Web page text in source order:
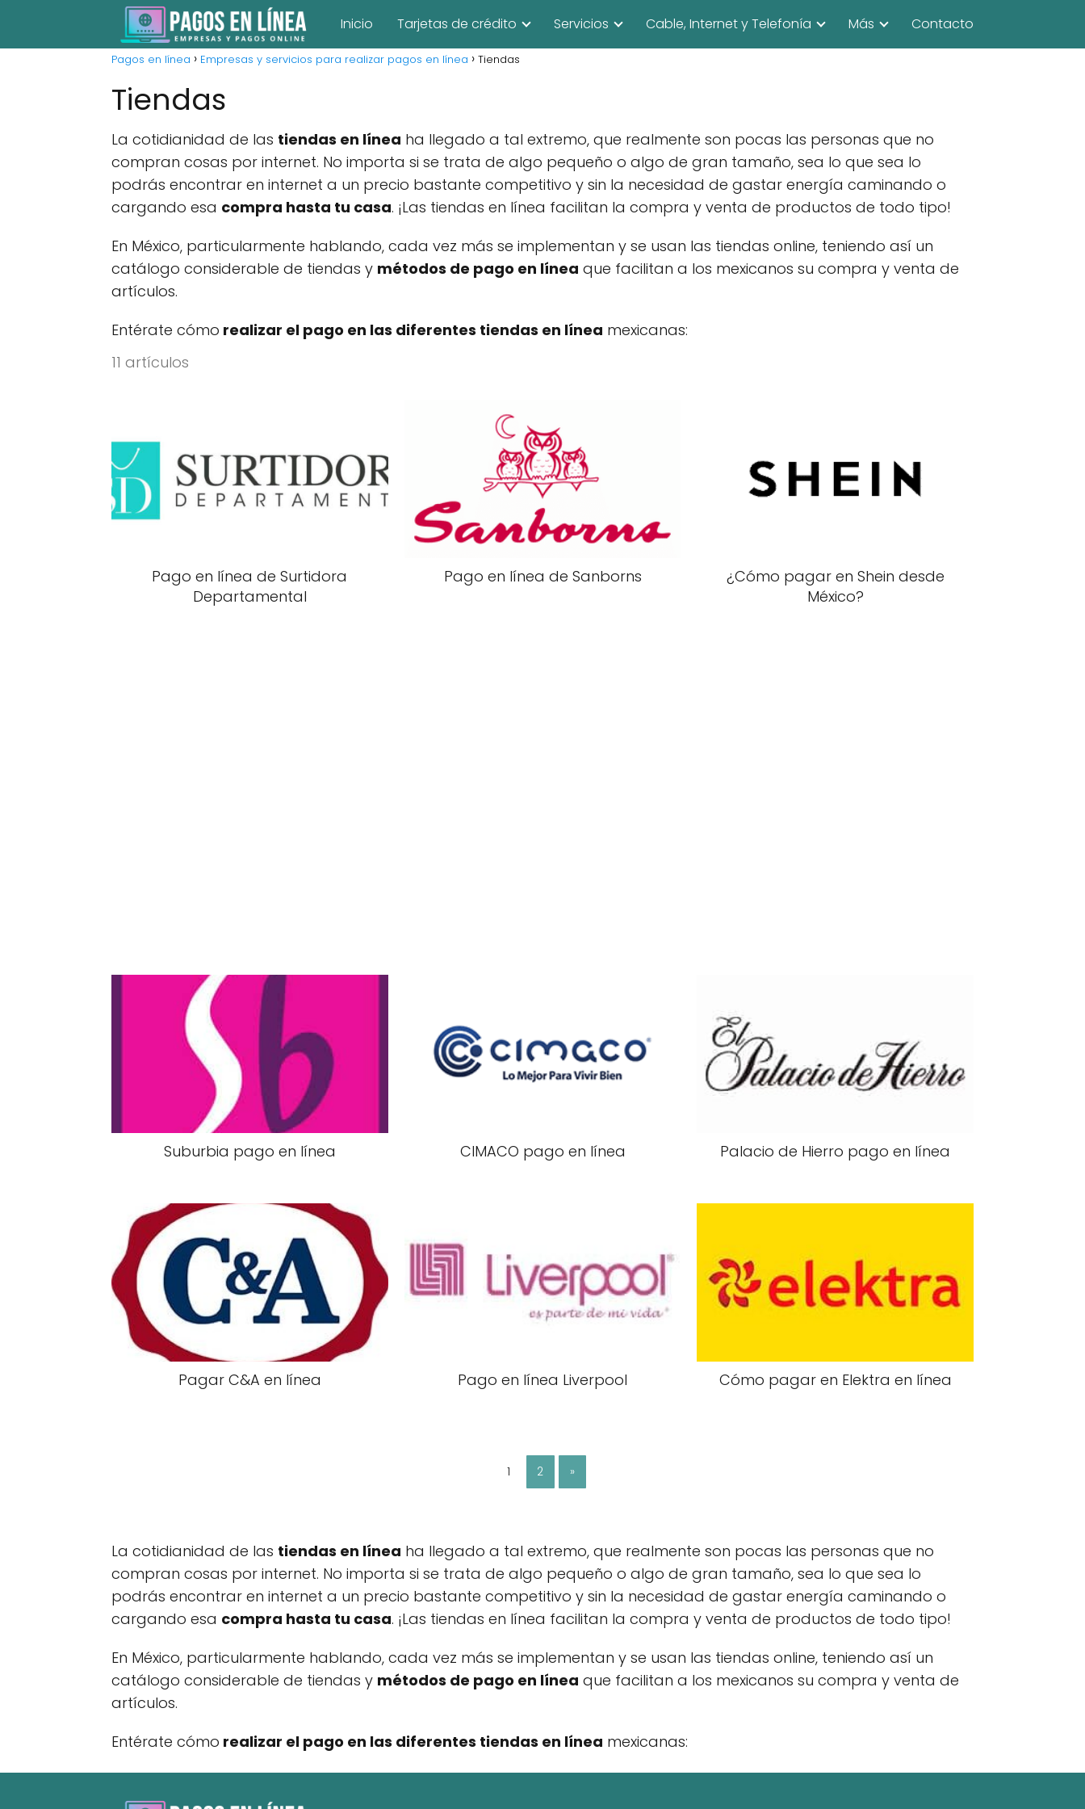
Inicio Tarjetas de crédito Servicios Cable, Internet y Telefonía Más Contacto
Pagos en línea Empresas y servicios para realizar pagos en línea Tiendas
Tiendas
La cotidianidad de las tiendas en línea ha llegado a tal extremo, que realmente son pocas las personas que no
compran cosas por internet. No importa si se trata de algo pequeño o algo de gran tamaño, sea lo que sea lo
podrás encontrar en internet a un precio bastante competitivo y sin la necesidad de gastar energía caminando o
cargando esa compra hasta tu casa. ¡Las tiendas en línea facilitan la compra y venta de productos de todo tipo!
En México, particularmente hablando, cada vez más se implementan y se usan las tiendas online, teniendo así un
catálogo considerable de tiendas y métodos de pago en línea que facilitan a los mexicanos su compra y venta de
artículos.
Entérate cómo realizar el pago en las diferentes tiendas en línea mexicanas:
11 artículos
Pago en línea de Surtidora
Departamental
Pago en línea de Sanborns
¿Cómo pagar en Shein desde
México?
Suburbia pago en línea CIMACO pago en línea Palacio de Hierro pago en línea
Pagar C&A en línea Pago en línea Liverpool Cómo pagar en Elektra en línea
1 2 »
La cotidianidad de las tiendas en línea ha llegado a tal extremo, que realmente son pocas las personas que no
compran cosas por internet. No importa si se trata de algo pequeño o algo de gran tamaño, sea lo que sea lo
podrás encontrar en internet a un precio bastante competitivo y sin la necesidad de gastar energía caminando o
cargando esa compra hasta tu casa. ¡Las tiendas en línea facilitan la compra y venta de productos de todo tipo!
En México, particularmente hablando, cada vez más se implementan y se usan las tiendas online, teniendo así un
catálogo considerable de tiendas y métodos de pago en línea que facilitan a los mexicanos su compra y venta de
artículos.
Entérate cómo realizar el pago en las diferentes tiendas en línea mexicanas: